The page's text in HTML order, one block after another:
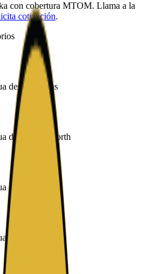
con cobertura MTOM. Llama a la
cotización.
desde Adams
desde Ainsworth
desde Albion
desde Alda